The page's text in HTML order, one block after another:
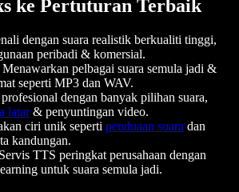
ke Pertuturan Terbaik
dengan suara realistik berkualiti tinggi,
peribadi & komersial.
Menawarkan pelbagai suara semula jadi &
seperti MP3 dan WAV.
dengan banyak pilihan suara,
latar& penyuntingan video.
ciri unik seperti penduaan suara dan
kandungan.
TTS peringkat perusahaan dengan
untuk suara semula jadi.